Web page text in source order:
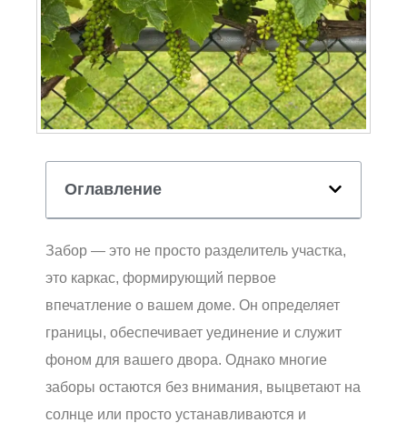
Оглавление
Забор — это не просто разделитель участка,
это каркас, формирующий первое
впечатление о вашем доме. Он определяет
границы, обеспечивает уединение и служит
фоном для вашего двора. Однако многие
заборы остаются без внимания, выцветают на
солнце или просто устанавливаются и